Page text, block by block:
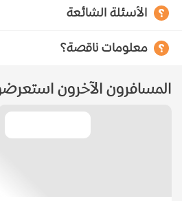
الأسئلة الشائعة
معلومات ناقصة؟
المسافرون الآخرون